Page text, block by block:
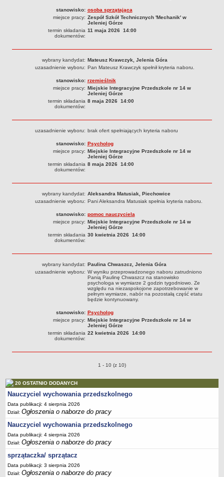
stanowisko: osoba sprzątająca
miejsce pracy: Zespół Szkół Technicznych 'Mechanik' w
Jeleniej Górze
termin składania
dokumentów:
11 maja 2026 14:00
wybrany kandydat: Mateusz Krawczyk, Jelenia Góra
uzasadnienie wyboru: Pan Mateusz Krawczyk spełnił kryteria naboru.
stanowisko: rzemieślnik
miejsce pracy: Miejskie Integracyjne Przedszkole nr 14 w
Jeleniej Górze
termin składania
dokumentów:
8 maja 2026 14:00
uzasadnienie wyboru: brak ofert spełniających kryteria naboru
stanowisko: Psycholog
miejsce pracy: Miejskie Integracyjne Przedszkole nr 14 w
Jeleniej Górze
termin składania
dokumentów:
8 maja 2026 14:00
wybrany kandydat: Aleksandra Matusiak, Piechowice
uzasadnienie wyboru: Pani Aleksandra Matusiak spełnia kryteria naboru.
stanowisko: pomoc nauczyciela
miejsce pracy: Miejskie Integracyjne Przedszkole nr 14 w
Jeleniej Górze
termin składania
dokumentów:
30 kwietnia 2026 14:00
wybrany kandydat: Paulina Chwaszcz, Jelenia Góra
uzasadnienie wyboru: W wyniku przeprowadzonego naboru zatrudniono
Panią Paulinę Chwaszcz na stanowisko
psychologa w wymiarze 2 godzin tygodniowo. Ze
względu na niezaspokojone zapotrzebowanie w
pełnym wymiarze, nabór na pozostałą część etatu
będzie kontynuowany.
stanowisko: Psycholog
miejsce pracy: Miejskie Integracyjne Przedszkole nr 14 w
Jeleniej Górze
termin składania
dokumentów:
22 kwietnia 2026 14:00
Ogłoszenia o naborze o pozycjach
1 - 10 (z 10)
20 OSTATNIO DODANYCH
Nauczyciel wychowania przedszkolnego
Data publikacji: 4 sierpnia 2026
Dział:Ogłoszenia o naborze do pracy
Nauczyciel wychowania przedszkolnego
Data publikacji: 4 sierpnia 2026
Dział:Ogłoszenia o naborze do pracy
sprzątaczka/ sprzątacz
Data publikacji: 3 sierpnia 2026
Dział:Ogłoszenia o naborze do pracy